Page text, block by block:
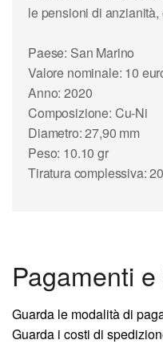
le pensioni di anzianità,
Paese: San Marino
Valore nominale: 10
Anno: 2020
Composizione: Cu-Ni
Diametro: 27,90 mm
Peso: 10.10 gr
Tiratura complessiva:
Pagamenti
Guarda le modalità di
Guarda i costi di